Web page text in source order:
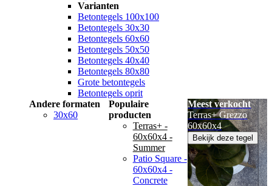
Varianten
Betontegels 100x100
Betontegels 30x30
Betontegels 60x60
Betontegels 50x50
Betontegels 40x40
Betontegels 80x80
Grote betontegels
Betontegels oprit
Andere formaten
30x60
Populaire
producten
Terras+ -
60x60x4 -
Summer
Patio Square -
60x60x4 -
Concrete
Meest verkocht
Terras+ Grezzo
60x60x4
Bekijk deze tegel